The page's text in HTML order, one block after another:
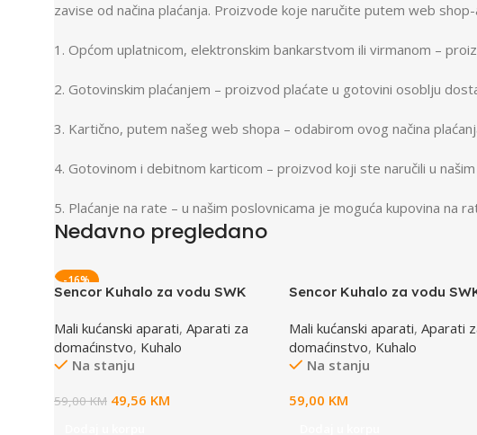
zavise od načina plaćanja. Proizvode koje naručite putem web
1. Općom uplatnicom, elektronskim bankarstvom ili virmanom –
2. Gotovinskim plaćanjem – proizvod plaćate u gotovini osoblju
3. Kartično, putem našeg web shopa – odabirom ovog načina
4. Gotovinom i debitnom karticom – proizvod koji ste naručili u
5. Plaćanje na rate – u našim poslovnicama je moguća kupovina na
View Store
View Store
Nedavno pregledano
-16%
Sencor Kuhalo za vodu SWK
Mali kućanski aparati, Aparati za
domaćinstvo, Kuhalo
Na stanju
59,00KM 49,56 KM
Sencor Kuhalo za vodu
Mali kućanski aparati, Aparati
domaćinstvo, Kuhalo
Na stanju
59,00 KM